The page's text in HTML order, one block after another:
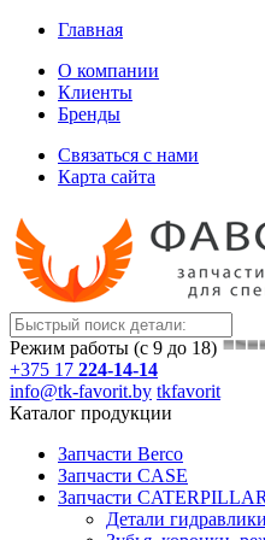
Главная
О компании
Клиенты
Бренды
Связаться с нами
Карта сайта
Режим работы (с 9 до 18)
+375 17 224-14-14
info@tk-favorit.by tkfavorit
Каталог продукции
Запчасти Berco
Запчасти CASE
Запчасти CATERPILLAR
Детали